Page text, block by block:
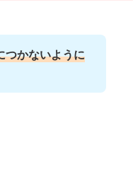
つかないように